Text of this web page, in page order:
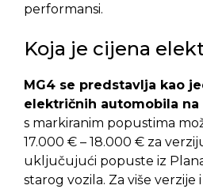
performansi.
Koja je cijena
MG4 se predstavlja kao
električnih automobila
s markiranim popustima
17.000 € – 18.000 € za
uključujući popuste iz
starog vozila. Za više verzije